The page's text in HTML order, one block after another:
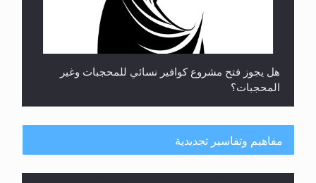
هل يجوز فتح مشروع كوافير نسائي للمحجبات وغير
المحجبات؟
مفاهيم وتفاسير تجديدية